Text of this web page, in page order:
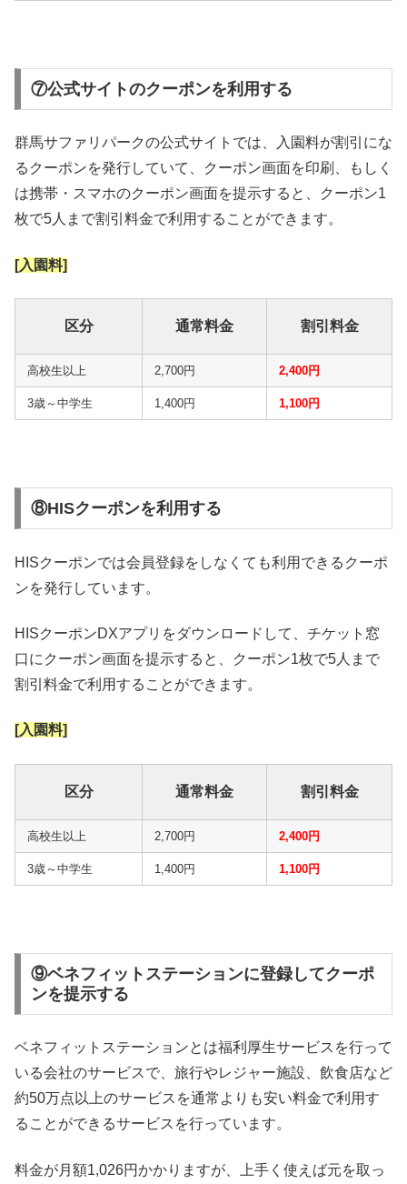
⑦公式サイトのクーポンを利用する
群馬サファリパークの公式サイトでは、入園料が割引にな
るクーポンを発行していて、クーポン画面を印刷、もしく
は携帯・スマホのクーポン画面を提示すると、クーポン1
枚で5人まで割引料金で利用することができます。
[入園料]
区分 通常料金 割引料金
高校生以上 2,700円 2,400円
3歳～中学生 1,400円 1,100円
⑧HISクーポンを利用する
HISクーポンでは会員登録をしなくても利用できるクーポ
ンを発行しています。
HISクーポンDXアプリをダウンロードして、チケット窓
口にクーポン画面を提示すると、クーポン1枚で5人まで
割引料金で利用することができます。
[入園料]
区分 通常料金 割引料金
高校生以上 2,700円 2,400円
3歳～中学生 1,400円 1,100円
⑨ベネフィットステーションに登録してクーポ
ンを提示する
ベネフィットステーションとは福利厚生サービスを行って
いる会社のサービスで、旅行やレジャー施設、飲食店など
約50万点以上のサービスを通常よりも安い料金で利用す
ることができるサービスを行っています。
料金が月額1,026円かかりますが、上手く使えば元を取っ